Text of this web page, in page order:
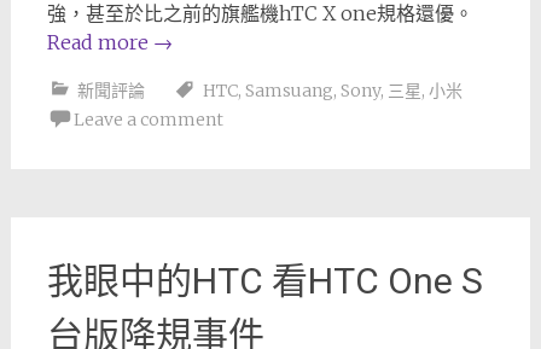
強，甚至於比之前的旗艦機hTC X one規格還優。
Read more →
新聞評論 HTC, Samsuang, Sony, 三星, 小米
Leave a comment
我眼中的HTC 看HTC One S
台版降規事件